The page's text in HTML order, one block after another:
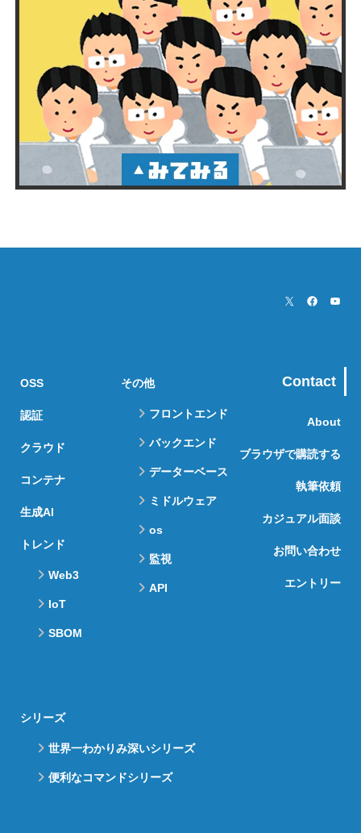
OSS
認証
クラウド
コンテナ
生成AI
トレンド
Web3
IoT
SBOM
その他
フロントエンド
バックエンド
データーベース
ミドルウェア
os
監視
API
シリーズ
世界一わかりみ深いシリーズ
便利なコマンドシリーズ
Contact
About
ブラウザで購読する
執筆依頼
カジュアル面談
お問い合わせ
エントリー